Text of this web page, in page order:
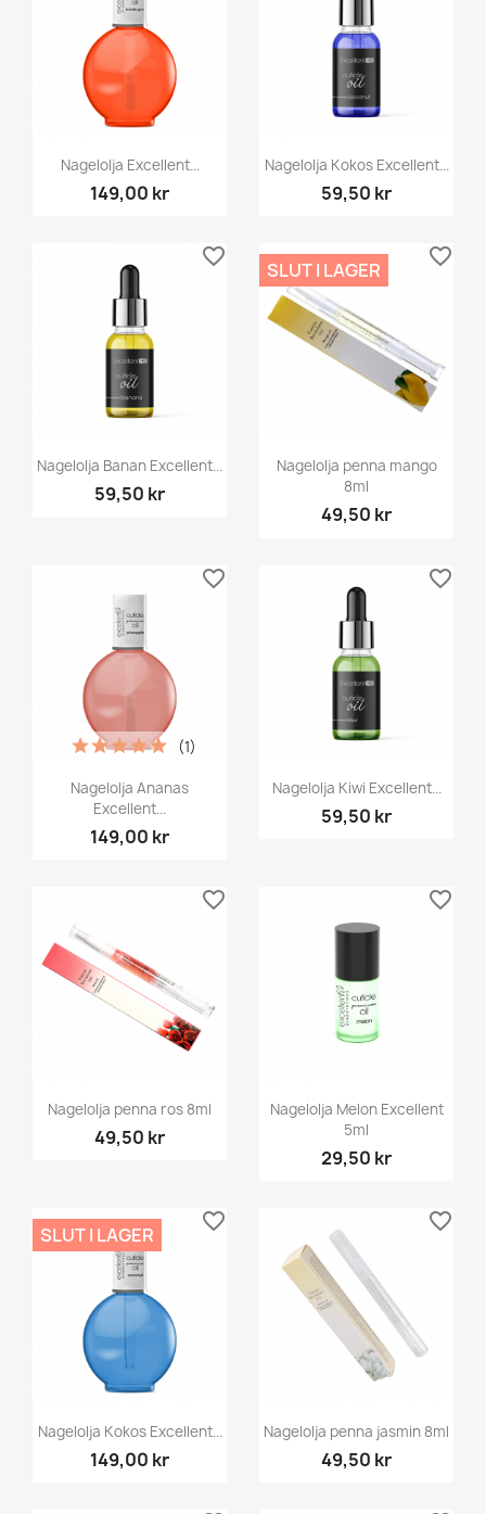
Nagelolja Excellent...
149,00 kr
Nagelolja Kokos Excellent...
59,50 kr
Nagelolja Banan Excellent...
59,50 kr
favorite_border
Nagelolja penna mango
8ml
49,50 kr
SLUT I LAGER
favorite_border
Nagelolja Ananas
Excellent...
149,00 kr
(1)
favorite_border
Nagelolja Kiwi Excellent...
59,50 kr
favorite_border
Nagelolja penna ros 8ml
49,50 kr
favorite_border
Nagelolja Melon Excellent
5ml
29,50 kr
favorite_border
Nagelolja Kokos Excellent...
149,00 kr
SLUT I LAGER
favorite_border
Nagelolja penna jasmin 8ml
49,50 kr
favorite_border